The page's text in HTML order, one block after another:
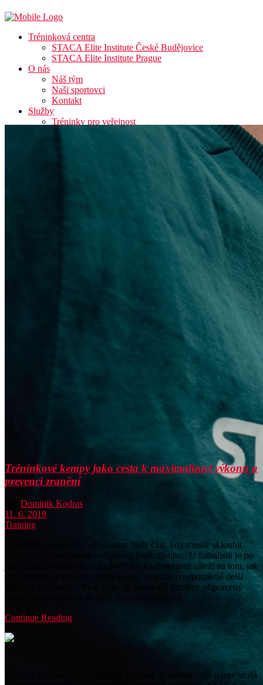
Tréninková centra
STACA Elite Institute České Budějovice
STACA Elite Institute Prague
O nás
Náš tým
Naši sportovci
Kontakt
Služby
Tréninky pro veřejnost
Tréninkové kempy jako cesta k maximalizaci výkonu a
prevenci zranění
Dominik Kodras
11. 6. 2018
Training
U každého sportu trvá off-season (tedy část, kdy musíte skloubit
dovolenou a individuální přípravu) jinak dlouho. U fotbalistů je po
jarní části extrémně krátká (2-4 týdny), u hokejistů záleží na tom, jak
tým dopadne v play-off, každopádně se jedné o nepoměrně delší
čas, než u fotbalistů. Platí však, že čím delší, tím lépe připravený
Continue Reading
STACA je zkratka pro Strength Training Academy, jejíž název se dá